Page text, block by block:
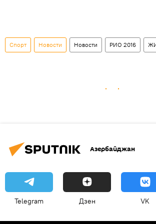
Спорт Новости Новости РИО 2016
Азербайджан
Telegram Дзен VK